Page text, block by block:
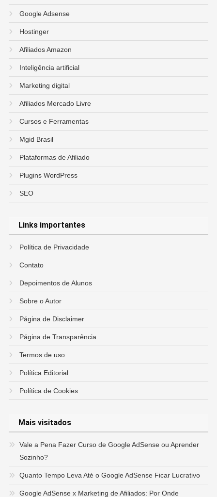
Google Adsense
Hostinger
Afiliados Amazon
Inteligência artificial
Marketing digital
Afiliados Mercado Livre
Cursos e Ferramentas
Mgid Brasil
Plataformas de Afiliado
Plugins WordPress
SEO
Links importantes
Política de Privacidade
Contato
Depoimentos de Alunos
Sobre o Autor
Página de Disclaimer
Página de Transparência
Termos de uso
Política Editorial
Política de Cookies
Mais visitados
Vale a Pena Fazer Curso de Google AdSense ou Aprender
Sozinho?
Quanto Tempo Leva Até o Google AdSense Ficar Lucrativo
Google AdSense x Marketing de Afiliados: Por Onde